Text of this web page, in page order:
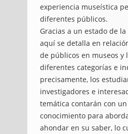
experiencia museística
diferentes públicos.
Gracias a un estado de
aquí se detalla en
de públicos en museos y
diferentes categorías e
precisamente, los
investigadores e
temática contarán con
conocimiento para
ahondar en su saber, lo